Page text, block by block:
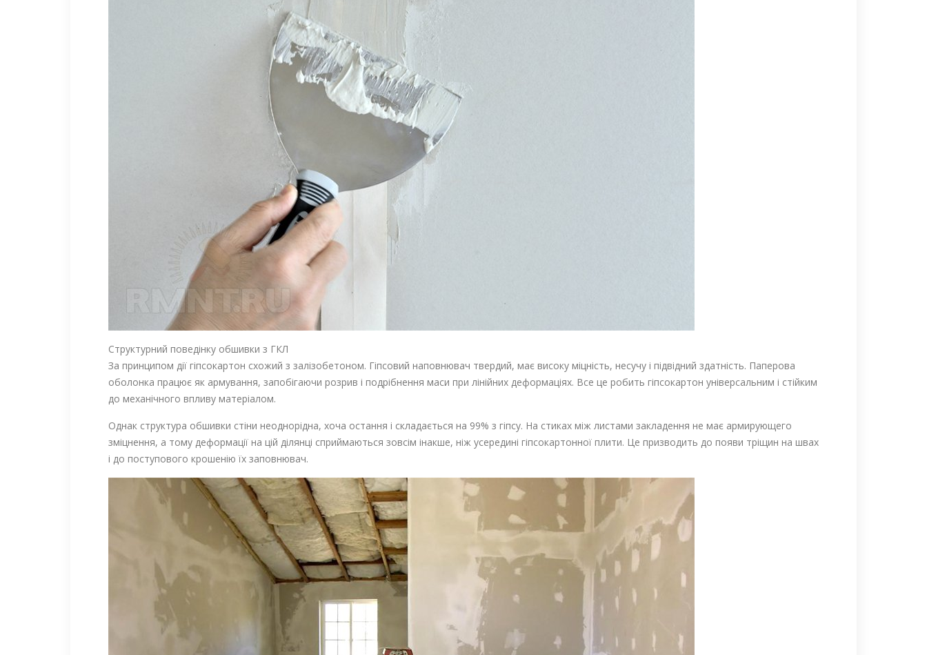
Структурний поведінку обшивки з ГКЛ
За принципом дії гіпсокартон схожий з залізобетоном. Гіпсовий наповнювач твердий, має високу міцність, несучу і підвідний здатність. Паперова
оболонка працює як армування, запобігаючи розрив і подрібнення маси при лінійних деформаціях. Все це робить гіпсокартон універсальним і стійким
до механічного впливу матеріалом.
Однак структура обшивки стіни неоднорідна, хоча остання і складається на 99% з гіпсу. На стиках між листами закладення не має армирующего
зміцнення, а тому деформації на цій ділянці сприймаються зовсім інакше, ніж усередині гіпсокартонної плити. Це призводить до появи тріщин на швах
і до поступового крошенію їх заповнювач.